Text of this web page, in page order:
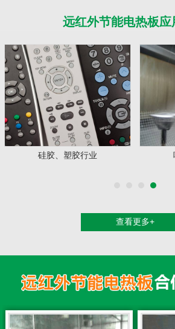
远红外节能电热板应
喷油、烤漆行业
查看更多+